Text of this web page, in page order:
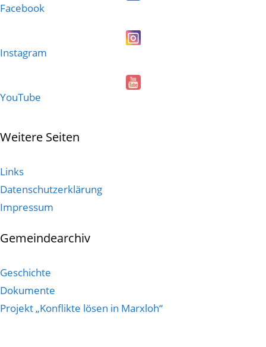
Facebook
Instagram
YouTube
Weitere Seiten
Links
Datenschutzerklärung
Impressum
Gemeindearchiv
Geschichte
Dokumente
Projekt „Konflikte lösen in Marxloh“